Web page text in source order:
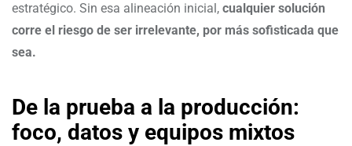
estratégico. Sin esa alineación inicial, cualquier solución
corre el riesgo de ser irrelevante, por más sofisticada que
sea.
De la prueba a la producción:
foco, datos y equipos mixtos